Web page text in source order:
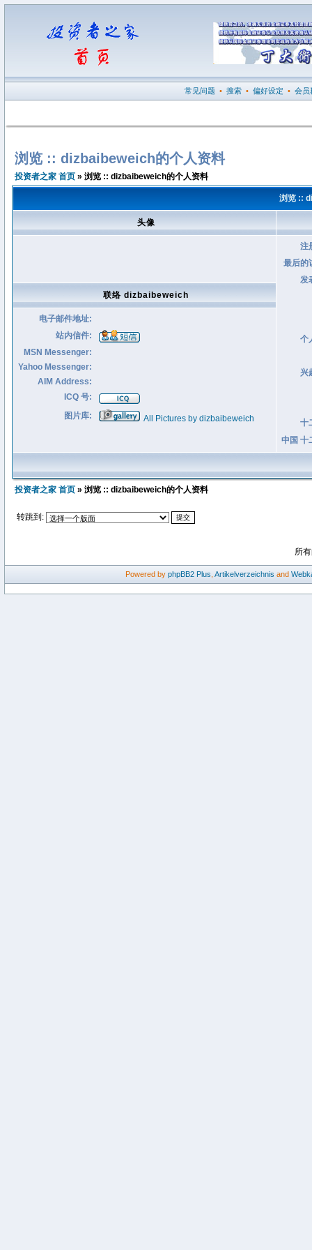
常见问题 • 搜索 • 偏好设定 • 会员
浏览 :: dizbaibeweich的个人资料
投资者之家 首页 » 浏览 :: dizbaibeweich的个人资料
浏览 ::
头像
注
最后的
发
个
兴
十
中国 十
联络 dizbaibeweich
电子邮件地址:
站内信件:
MSN Messenger:
Yahoo Messenger:
AIM Address:
ICQ 号:
图片库:
All Pictures by dizbaibeweich
投资者之家 首页 » 浏览 :: dizbaibeweich的个人资料
转跳到:
所
Powered by phpBB2 Plus Artikelverzeichnis and